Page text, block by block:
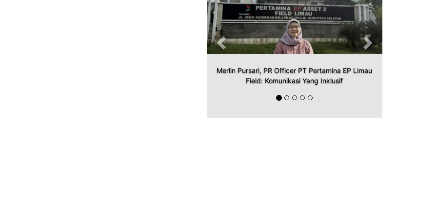
Merlin Pursari, PR Officer PT Pertamina EP Limau
Field: Komunikasi Yang Inklusif